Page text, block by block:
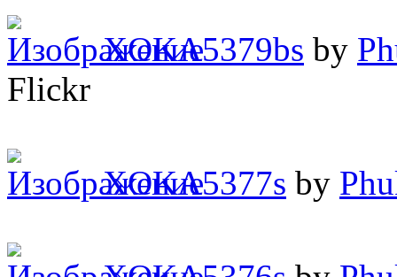
XOKA5379bs by
Flickr
XOKA5377s by